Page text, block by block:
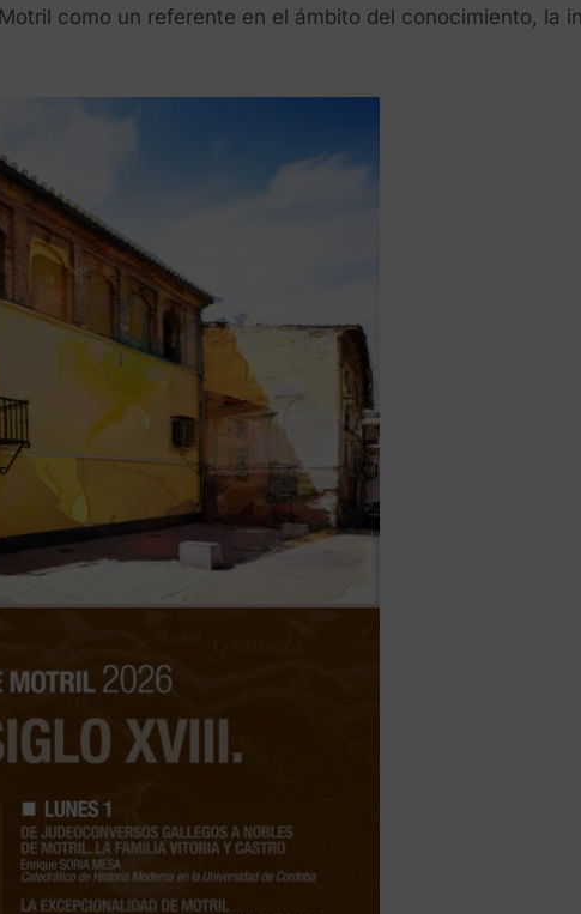
como un referente en el ámbito del conocimiento, la